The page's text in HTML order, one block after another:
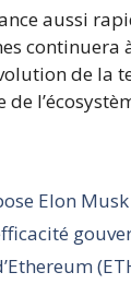
aussi
continuera
de la
de
Elon Musk